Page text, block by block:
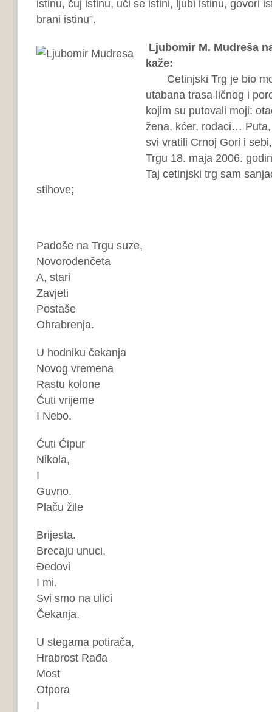
istinu, čuj istinu, uči se istini, ljubi istinu, govori
brani istinu”.
Ljubomir M. Mudreša
kaže:
Cetinjski Trg je bio
utabana trasa ličnog i
kojim su putovali moji:
žena, kćer, rođaci…
svi vratili Crnoj Gori i
Trgu 18. maja 2006.
Taj cetinjski trg sam
stihove;
Padoše na Trgu suze,
Novorođenčeta
A, stari
Zavjeti
Postaše
Ohrabrenja.
U hodniku čekanja
Novog vremena
Rastu kolone
Ćuti vrijeme
I Nebo.
Ćuti Ćipur
Nikola,
I
Guvno.
Plaču žile
Brijesta.
Brecaju unuci,
Đedovi
I mi.
Svi smo na ulici
Čekanja.
U stegama potirača,
Hrabrost Rađa
Most
Otpora
I